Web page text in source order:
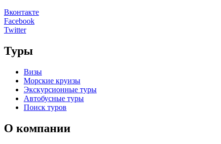
Вконтакте
Facebook
Twitter
Туры
Визы
Морские круизы
Экскурсионные туры
Автобусные туры
Поиск туров
О компании